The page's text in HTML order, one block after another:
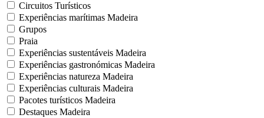
Circuitos Turísticos
Experiências marítimas Madeira
Grupos
Praia
Experiências sustentáveis Madeira
Experiências gastronómicas Madeira
Experiências natureza Madeira
Experiências culturais Madeira
Pacotes turísticos Madeira
Destaques Madeira